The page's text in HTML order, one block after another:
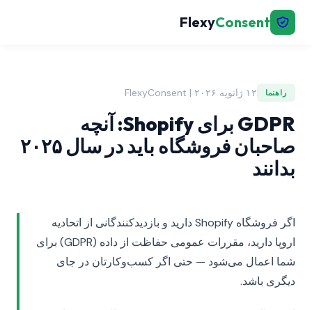
FlexyConsent
راهنما ۱۲ ژانویه ۲۰۲۶ | FlexyConsent
GDPR برای Shopify: آنچه
صاحبان فروشگاه باید در سال ۲۰۲۵
بدانند
اگر فروشگاه Shopify دارید و بازدیدکنندگانی از اتحادیه
اروپا دارید، مقررات عمومی حفاظت از داده (GDPR) برای
شما اعمال می‌شود — حتی اگر کسب‌وکارتان در جای
دیگری باشد.